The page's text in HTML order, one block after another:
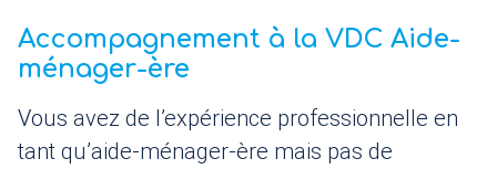
Accompagnement à la VDC Aide-
ménager-ère
Vous avez de l’expérience professionnelle en
tant qu’aide-ménager-ère mais pas de